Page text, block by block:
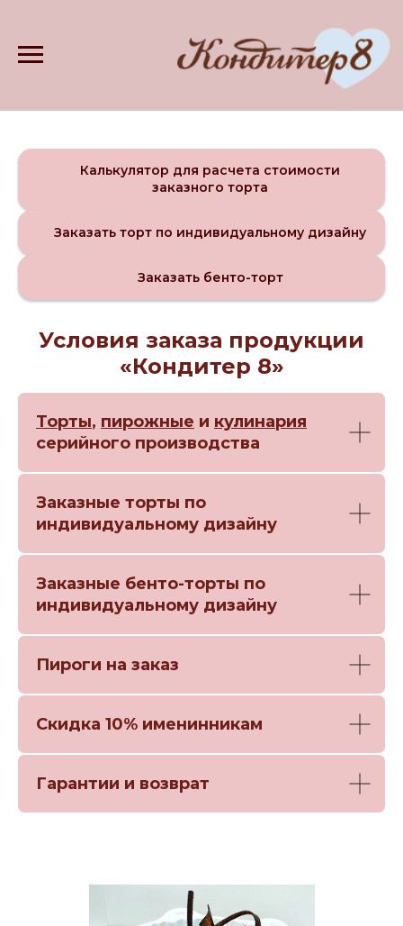
Калькулятор для расчета стоимости
заказного торта
Заказать торт по индивидуальному дизайну
Заказать бенто-торт
Условия заказа продукции
«Кондитер 8»
Торты, пирожные и кулинария
серийного производства
Заказные торты по
индивидуальному дизайну
Заказные бенто-торты по
индивидуальному дизайну
Пироги на заказ
Скидка 10% именинникам
Гарантии и возврат